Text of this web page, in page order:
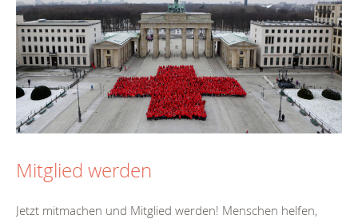
Mitglied werden
Jetzt mitmachen und Mitglied werden! Menschen helfen,